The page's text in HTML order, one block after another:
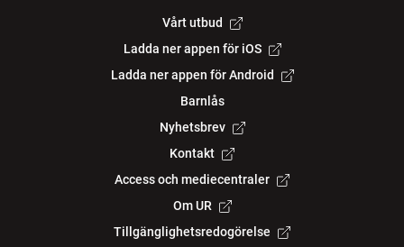
Vårt utbud
Ladda ner appen för iOS
Ladda ner appen för Android
Barnlås
Nyhetsbrev
Kontakt
Access och mediecentraler
Om UR
Tillgänglighetsredogörelse